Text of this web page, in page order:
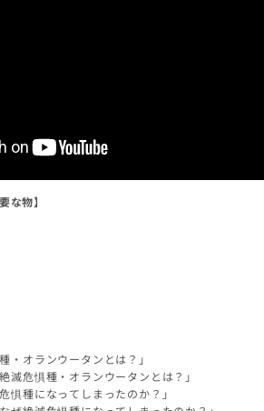
な物】
オランウータンとは？」
危惧種・オランウータンとは？」
種になってしまったのか？」